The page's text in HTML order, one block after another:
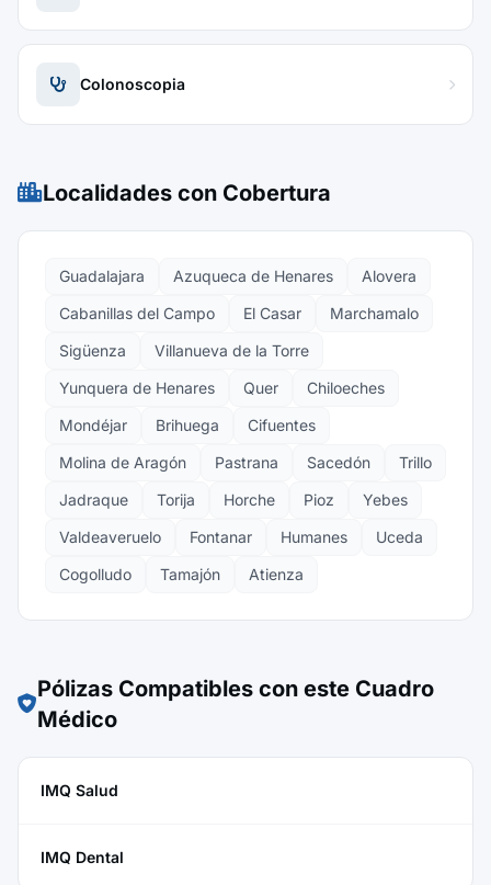
Colonoscopia
Localidades con Cobertura
Guadalajara Azuqueca de Henares
Alovera
Cabanillas del Campo
El Casar
Marchamalo
Sigüenza
Villanueva de la Torre
Yunquera de Henares
Quer
Chiloeches
Mondéjar
Brihuega
Cifuentes
Molina de Aragón
Pastrana Sacedón
Trillo
Jadraque
Torija Horche Pioz
Yebes
Valdeaveruelo
Fontanar Humanes
Uceda
Cogolludo
Tamajón Atienza
Pólizas Compatibles con este Cuadro
Médico
IMQ Salud
IMQ Dental